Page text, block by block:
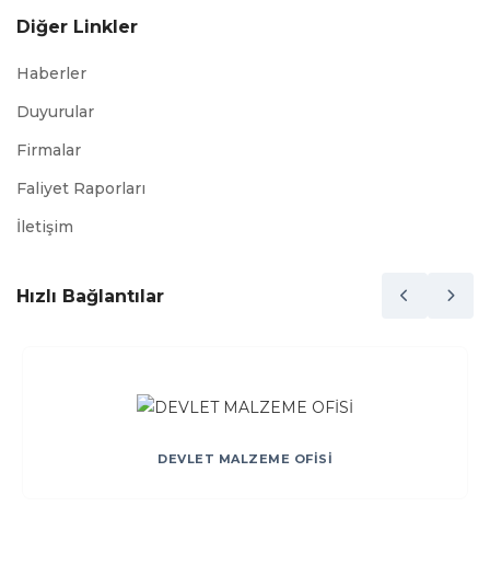
Diğer Linkler
Haberler
Duyurular
Firmalar
Faliyet Raporları
İletişim
Hızlı Bağlantılar
DEVLET MALZEME OFİSİ